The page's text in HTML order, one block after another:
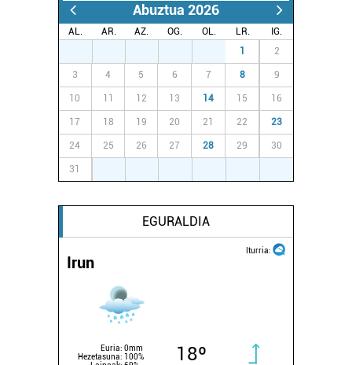
Abuztua 2026
AL. AR. AZ. OG. OL. LR.
IG.
1 2
3 4 5 6 7 8 9
10 11 12 13 14 15 16
17 18 19 20 21 22 23
24 25 26 27 28 29 30
31
EGURALDIA
Iturria:
Irun
Euria: 0mm
Hezetasuna: 100%
18º